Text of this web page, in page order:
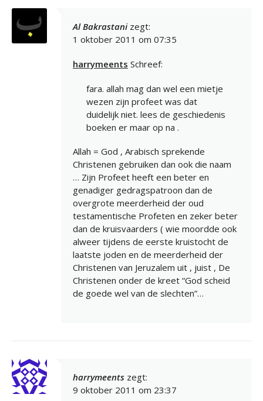
Al Bakrastani zegt:
1 oktober 2011 om 07:35
harrymeents Schreef:
fara. allah mag dan wel een mietje
wezen zijn profeet was dat
duidelijk niet. lees de geschiedenis
boeken er maar op na .
Allah = God , Arabisch sprekende
Christenen gebruiken dan ook die naam
… Zijn Profeet heeft een beter en
genadiger gedragspatroon dan de
overgrote meerderheid der oud
testamentische Profeten en zeker beter
dan de kruisvaarders ( wie moordde ook
alweer tijdens de eerste kruistocht de
laatste joden en de meerderheid der
Christenen van Jeruzalem uit , juist , De
Christenen onder de kreet “God scheid
de goede wel van de slechten”…
harrymeents zegt:
9 oktober 2011 om 23:37